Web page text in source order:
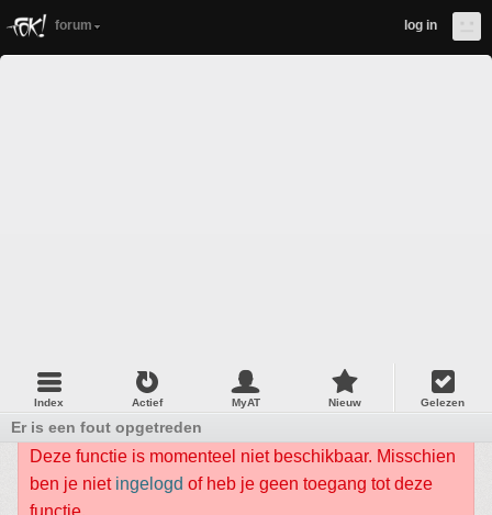
forum log in
Index Actief MyAT Nieuw Gelezen
Er is een fout opgetreden
Deze functie is momenteel niet beschikbaar. Misschien
ben je niet ingelogd of heb je geen toegang tot deze
functie.